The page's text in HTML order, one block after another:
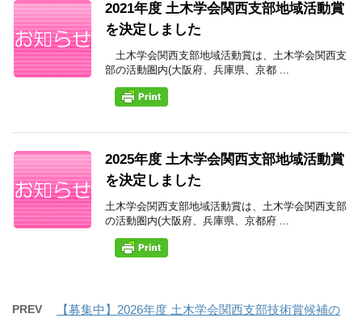
2021年度 土木学会関西支部地域活動賞
を決定しました
土木学会関西支部地域活動賞は、土木学会関西支
部の活動圏内(大阪府、兵庫県、京都 ...
2025年度 土木学会関西支部地域活動賞
を決定しました
土木学会関西支部地域活動賞は、土木学会関西支部
の活動圏内(大阪府、兵庫県、京都府 ...
PREV
【募集中】2026年度 土木学会関西支部技術賞候補の